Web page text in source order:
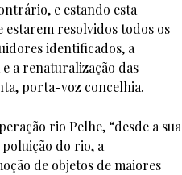
e estando esta
estarem resolvidos todos os
identificados, a
a renaturalização das
porta-voz concelhia.
rio Pelhe, “desde a sua
do rio, a
de objetos de maiores